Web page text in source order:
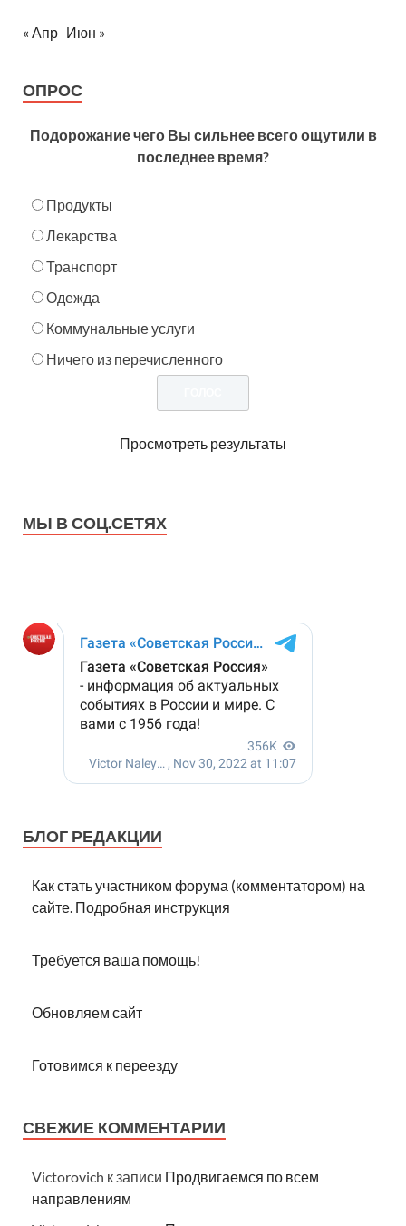
« Апр Июн »
ОПРОС
Подорожание чего Вы сильнее всего ощутили в
последнее время?
Продукты
Лекарства
Транспорт
Одежда
Коммунальные услуги
Ничего из перечисленного
Просмотреть результаты
МЫ В СОЦ.СЕТЯХ
БЛОГ РЕДАКЦИИ
Как стать участником форума (комментатором) на
сайте. Подробная инструкция
Требуется ваша помощь!
Обновляем сайт
Готовимся к переезду
СВЕЖИЕ КОММЕНТАРИИ
Victorovich к записи Продвигаемся по всем
направлениям